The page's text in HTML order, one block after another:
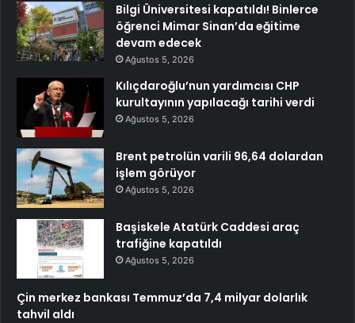
Bilgi Üniversitesi kapatıldı! Binlerce
öğrenci Mimar Sinan’da eğitime
devam edecek
Ağustos 5, 2026
Kılıçdaroğlu’nun yardımcısı CHP
kurultayının yapılacağı tarihi verdi
Ağustos 5, 2026
Brent petrolün varili 96,64 dolardan
işlem görüyor
Ağustos 5, 2026
Başiskele Atatürk Caddesi araç
trafiğine kapatıldı
Ağustos 5, 2026
Çin merkez bankası Temmuz’da 7,4 milyar dolarlık
tahvil aldı